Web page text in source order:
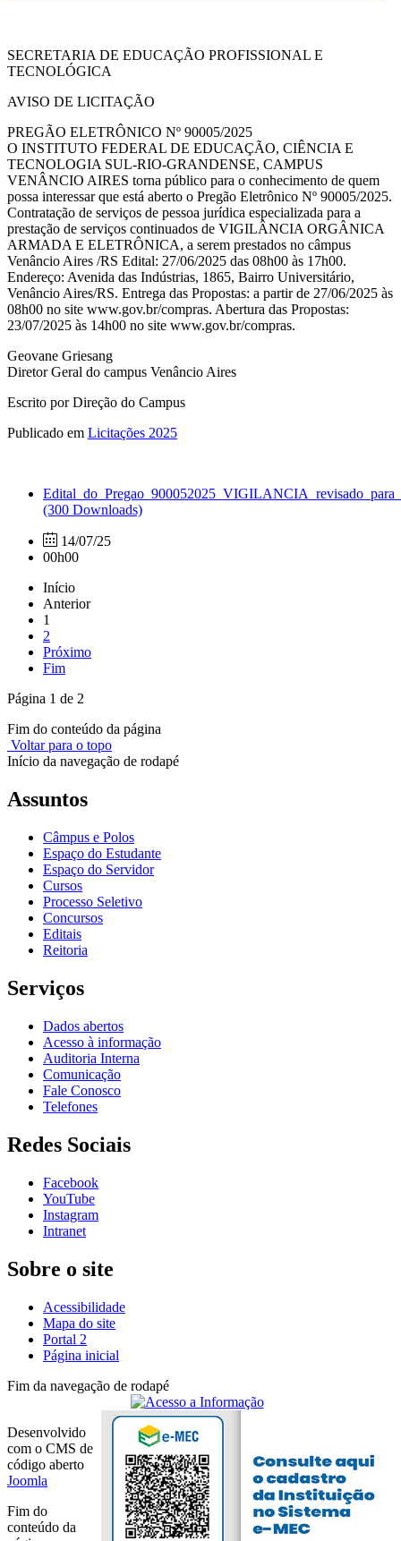
SECRETARIA DE EDUCAÇÃO PROFISSIONAL E
TECNOLÓGICA
AVISO DE LICITAÇÃO
PREGÃO ELETRÔNICO Nº 90005/2025
O INSTITUTO FEDERAL DE EDUCAÇÃO, CIÊNCIA E
TECNOLOGIA SUL-RIO-GRANDENSE, CAMPUS
VENÂNCIO AIRES torna público para o conhecimento de quem
possa interessar que está aberto o Pregão Eletrônico Nº 90005/2025.
Contratação de serviços de pessoa jurídica especializada para a
prestação de serviços continuados de VIGILÂNCIA ORGÂNICA
ARMADA E ELETRÔNICA, a serem prestados no câmpus
Venâncio Aires /RS Edital: 27/06/2025 das 08h00 às 17h00.
Endereço: Avenida das Indústrias, 1865, Bairro Universitário,
Venâncio Aires/RS. Entrega das Propostas: a partir de 27/06/2025 às
08h00 no site www.gov.br/compras. Abertura das Propostas:
23/07/2025 às 14h00 no site www.gov.br/compras.
Geovane Griesang
Diretor Geral do campus Venâncio Aires
Escrito por Direção do Campus
Publicado em Licitações 2025
(300 Downloads)
14/07/25
00h00
Início
Anterior
1
2
Próximo
Fim
Página 1 de 2
Fim do conteúdo da página
Voltar para o topo
Início da navegação de rodapé
Assuntos
Câmpus e Polos
Espaço do Estudante
Espaço do Servidor
Cursos
Processo Seletivo
Concursos
Editais
Reitoria
Serviços
Dados abertos
Acesso à informação
Auditoria Interna
Comunicação
Fale Conosco
Telefones
Redes Sociais
Facebook
YouTube
Instagram
Intranet
Sobre o site
Acessibilidade
Mapa do site
Portal 2
Página inicial
Fim da navegação de rodapé
Desenvolvido
com o CMS de
código aberto
Joomla
Fim do
conteúdo da